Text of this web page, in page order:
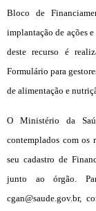
Bloco de
implantação de ações
deste recurso é
Formulário para
de alimentação e
O Ministério da
contemplados com os
seu cadastro de
junto ao órgão.
cgan@saude.gov.br,